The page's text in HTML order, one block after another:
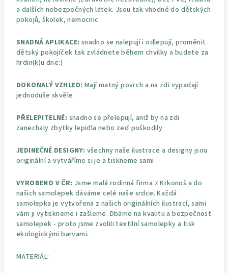
a dalších nebezpečných látek. Jsou tak vhodné do dětských
pokojů, školek, nemocnic
SNADNÁ APLIKACE: snadno se nalepují i odlepují, proměnit
dětský pokojíček tak zvládnete během chvilky a budete za
hrdin(k)u dne:)
DOKONALÝ VZHLED: Mají matný povrch a na zdi vypadají
jednoduše skvěle
PŘELEPITELNÉ: snadno se přelepují, aniž by na zdi
zanechaly zbytky lepidla nebo zeď poškodily
JEDINEČNÉ DESIGNY: všechny naše ilustrace a designy jsou
originální a vytváříme si je a tiskneme sami
VYROBENO V ČR: Jsme malá rodinná firma z Krkonoš a do
našich samolepek dáváme celé naše srdce. Každá
samolepka je vytvořena z našich originálních ilustrací, sami
vám ji vytiskneme i zašleme. Dbáme na kvalitu a bezpečnost
samolepek - proto jsme zvolili textilní samolepky a tisk
ekologickými barvami.
MATERIÁL: